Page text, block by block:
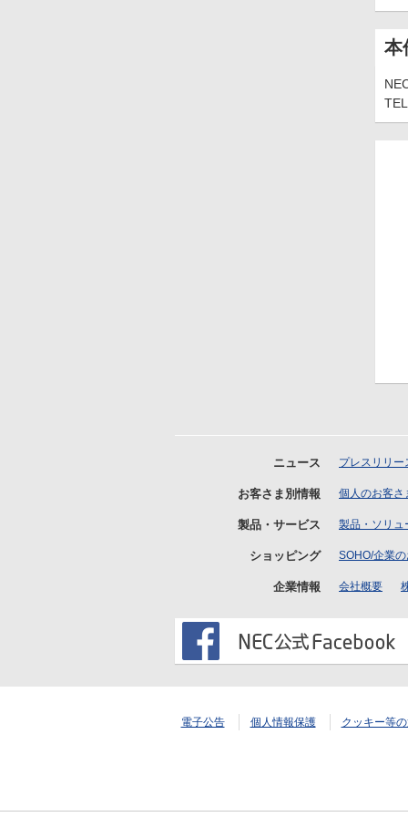
本
ニュース プレスリリー
お客さま別情報 個人のお客さ
製品・サービス 製品・ソリュ
ショッピング SOHO/企業の
企業情報 会社概要
電子公告 個人情報保護 クッキー等